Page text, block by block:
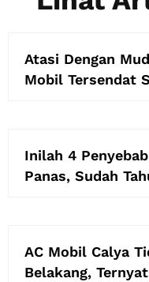
Atasi Dengan
Mobil Tersendat
Inilah 4
Panas, Sudah
AC Mobil Calya
Belakang,